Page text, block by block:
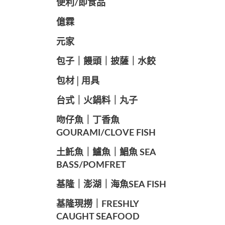
便利/即食品
億霖
元家
️包子｜饅頭｜披薩｜水餃
包材│用具
️台式｜火鍋料｜丸子
️吻仔魚｜丁香魚
GOURAMI/CLOVE FISH
️土魠魚｜鱸魚｜鯧魚 SEA ​​
BASS/POMFRET
️基隆｜澎湖｜海魚SEA ​​FISH
️基隆現撈｜FRESHLY
CAUGHT SEAFOOD